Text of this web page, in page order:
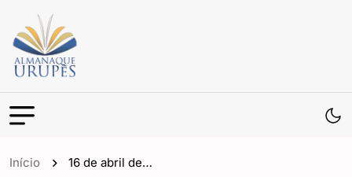
Início 16 de abril de…